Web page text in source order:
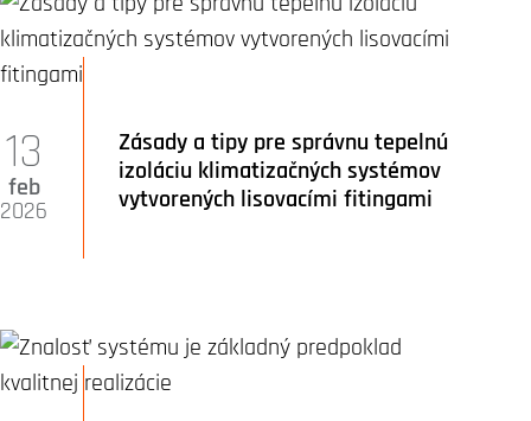
Zásady a tipy pre správnu tepelnú
izoláciu klimatizačných systémov
vytvorených lisovacími fitingami
13
feb
2026